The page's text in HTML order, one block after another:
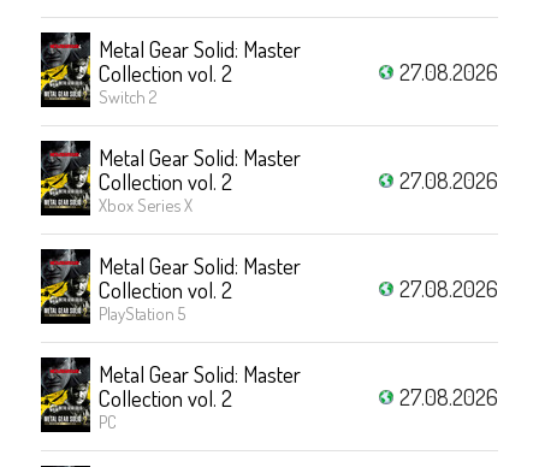
Metal Gear Solid: Master
Collection vol. 2
Switch 2
27.08.2026
Metal Gear Solid: Master
Collection vol. 2
Xbox Series X
27.08.2026
Metal Gear Solid: Master
Collection vol. 2
PlayStation 5
27.08.2026
Metal Gear Solid: Master
Collection vol. 2
PC
27.08.2026